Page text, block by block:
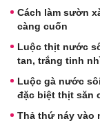
Cách làm sườn
càng cuốn
Luộc thịt nước
tan, trắng tinh
Luộc gà nước
đặc biệt thịt săn
Thả thứ náy vào